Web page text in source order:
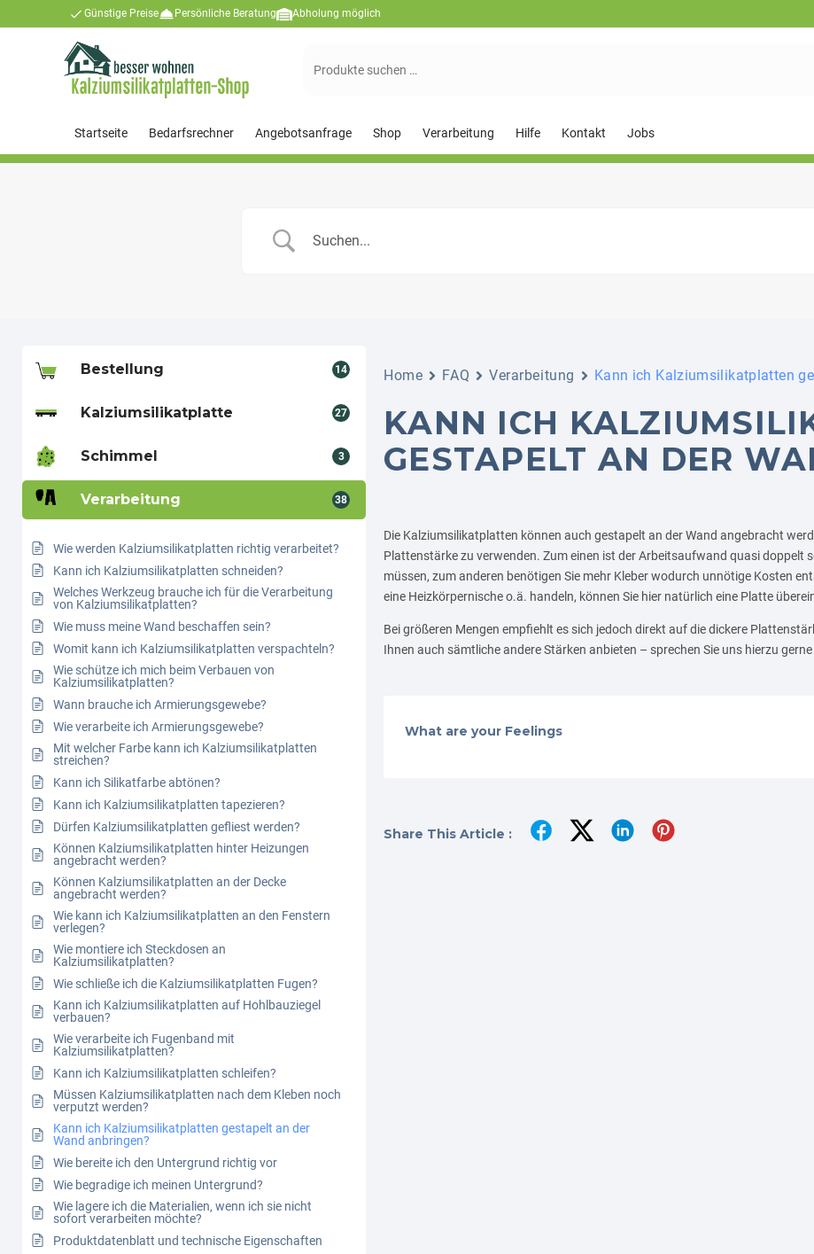
Günstige Preise Persönliche Beratung Abholung möglich
Suche
Startseite Bedarfsrechner Angebotsanfrage Shop Verarbeitung Hilfe Kontakt Jobs
Bestellung 14
Kalziumsilikatplatte 27
Schimmel 3
Verarbeitung 38
Wie werden Kalziumsilikatplatten richtig verarbeitet?
Kann ich Kalziumsilikatplatten schneiden?
Welches Werkzeug brauche ich für die Verarbeitung
von Kalziumsilikatplatten?
Wie muss meine Wand beschaffen sein?
Womit kann ich Kalziumsilikatplatten verspachteln?
Wie schütze ich mich beim Verbauen von
Kalziumsilikatplatten?
Wann brauche ich Armierungsgewebe?
Wie verarbeite ich Armierungsgewebe?
Mit welcher Farbe kann ich Kalziumsilikatplatten
streichen?
Kann ich Silikatfarbe abtönen?
Kann ich Kalziumsilikatplatten tapezieren?
Dürfen Kalziumsilikatplatten gefliest werden?
Können Kalziumsilikatplatten hinter Heizungen
angebracht werden?
Können Kalziumsilikatplatten an der Decke
angebracht werden?
Wie kann ich Kalziumsilikatplatten an den Fenstern
verlegen?
Wie montiere ich Steckdosen an
Kalziumsilikatplatten?
Wie schließe ich die Kalziumsilikatplatten Fugen?
Kann ich Kalziumsilikatplatten auf Hohlbauziegel
verbauen?
Wie verarbeite ich Fugenband mit
Kalziumsilikatplatten?
Kann ich Kalziumsilikatplatten schleifen?
Müssen Kalziumsilikatplatten nach dem Kleben noch
verputzt werden?
Kann ich Kalziumsilikatplatten gestapelt an der
Wand anbringen?
Wie bereite ich den Untergrund richtig vor
Wie begradige ich meinen Untergrund?
Wie lagere ich die Materialien, wenn ich sie nicht
sofort verarbeiten möchte?
Produktdatenblatt und technische Eigenschaften
Home FAQ Verarbeitung Kann ich Kalziumsilikatplatten
KANN ICH
GESTAPELT AN DER
Die Kalziumsilikatplatten können auch gestapelt an der Wand angebracht
Plattenstärke zu verwenden. Zum einen ist der Arbeitsaufwand quasi doppelt
müssen, zum anderen benötigen Sie mehr Kleber wodurch unnötige Kosten
eine Heizkörpernische o.ä. handeln, können Sie hier natürlich eine Platte
Bei größeren Mengen empfiehlt es sich jedoch direkt auf die dickere
Ihnen auch sämtliche andere Stärken anbieten – sprechen Sie uns hierzu
What are your Feelings
Share This Article :